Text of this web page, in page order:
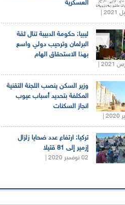
العسكرية
ليبيا: حكومة الدبيبة تنال ثقة
البرلمان وترحيب دولي واسع
بهذا الاستحقاق الهام
وزير السكن ينصب اللجنة التقنية
المكلفة بتحديد أسباب عيوب
انجاز السكنات
تركيا: ارتفاع عدد ضحايا زلزال
إزمير إلى 81 قتيلا
02 نوفمبر 2020 |